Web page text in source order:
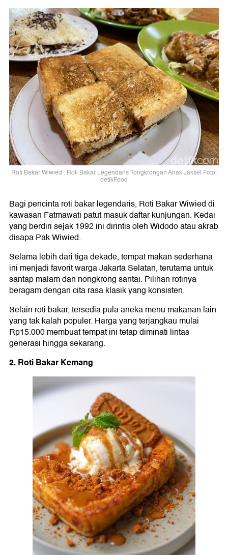
Roti Bakar Wiwied : Roti Bakar Legendaris Tongkrongan Anak Jaksel Foto:
detikFood
Bagi pencinta roti bakar legendaris, Roti Bakar Wiwied di
kawasan Fatmawati patut masuk daftar kunjungan. Kedai
yang berdiri sejak 1992 ini dirintis oleh Widodo atau akrab
disapa Pak Wiwied.
Selama lebih dari tiga dekade, tempat makan sederhana
ini menjadi favorit warga Jakarta Selatan, terutama untuk
santap malam dan nongkrong santai. Pilihan rotinya
beragam dengan cita rasa klasik yang konsisten.
Selain roti bakar, tersedia pula aneka menu makanan lain
yang tak kalah populer. Harga yang terjangkau mulai
Rp15.000 membuat tempat ini tetap diminati lintas
generasi hingga sekarang.
2. Roti Bakar Kemang